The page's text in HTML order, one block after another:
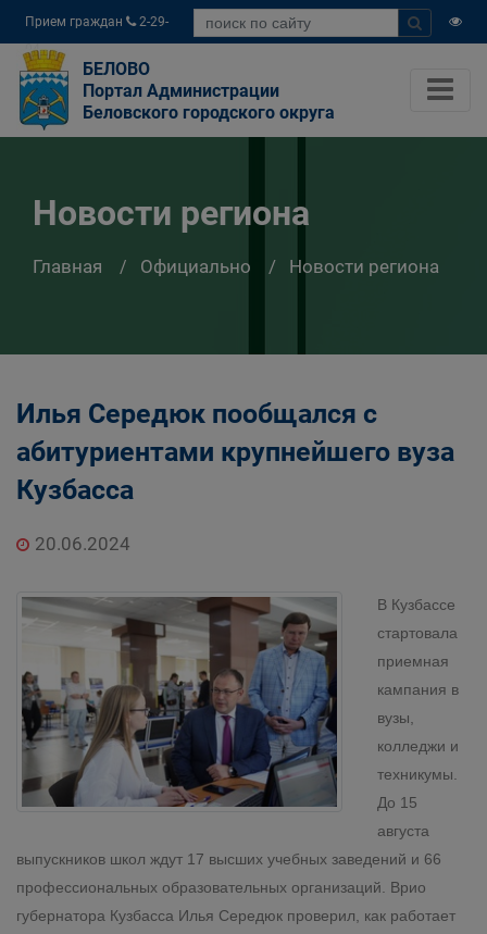
Прием граждан
2-29-
04
БЕЛОВО
Портал Администрации
Беловского городского округа
Новости региона
Главная Официально Новости региона
Илья Середюк пообщался с
абитуриентами крупнейшего вуза
Кузбасса
20.06.2024
В Кузбассе
стартовала
приемная
кампания в
вузы,
колледжи и
техникумы.
До 15
августа
выпускников школ ждут 17 высших учебных заведений и 66
профессиональных образовательных организаций. Врио
губернатора Кузбасса Илья Середюк проверил, как работает